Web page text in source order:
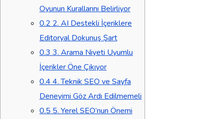
Oyunun Kurallarını Belirliyor
0.2 2. AI Destekli İçeriklere
Editoryal Dokunuş Şart
0.3 3. Arama Niyeti Uyumlu
İçerikler Öne Çıkıyor
0.4 4. Teknik SEO ve Sayfa
Deneyimi Göz Ardı Edilmemeli
0.5 5. Yerel SEO’nun Önemi